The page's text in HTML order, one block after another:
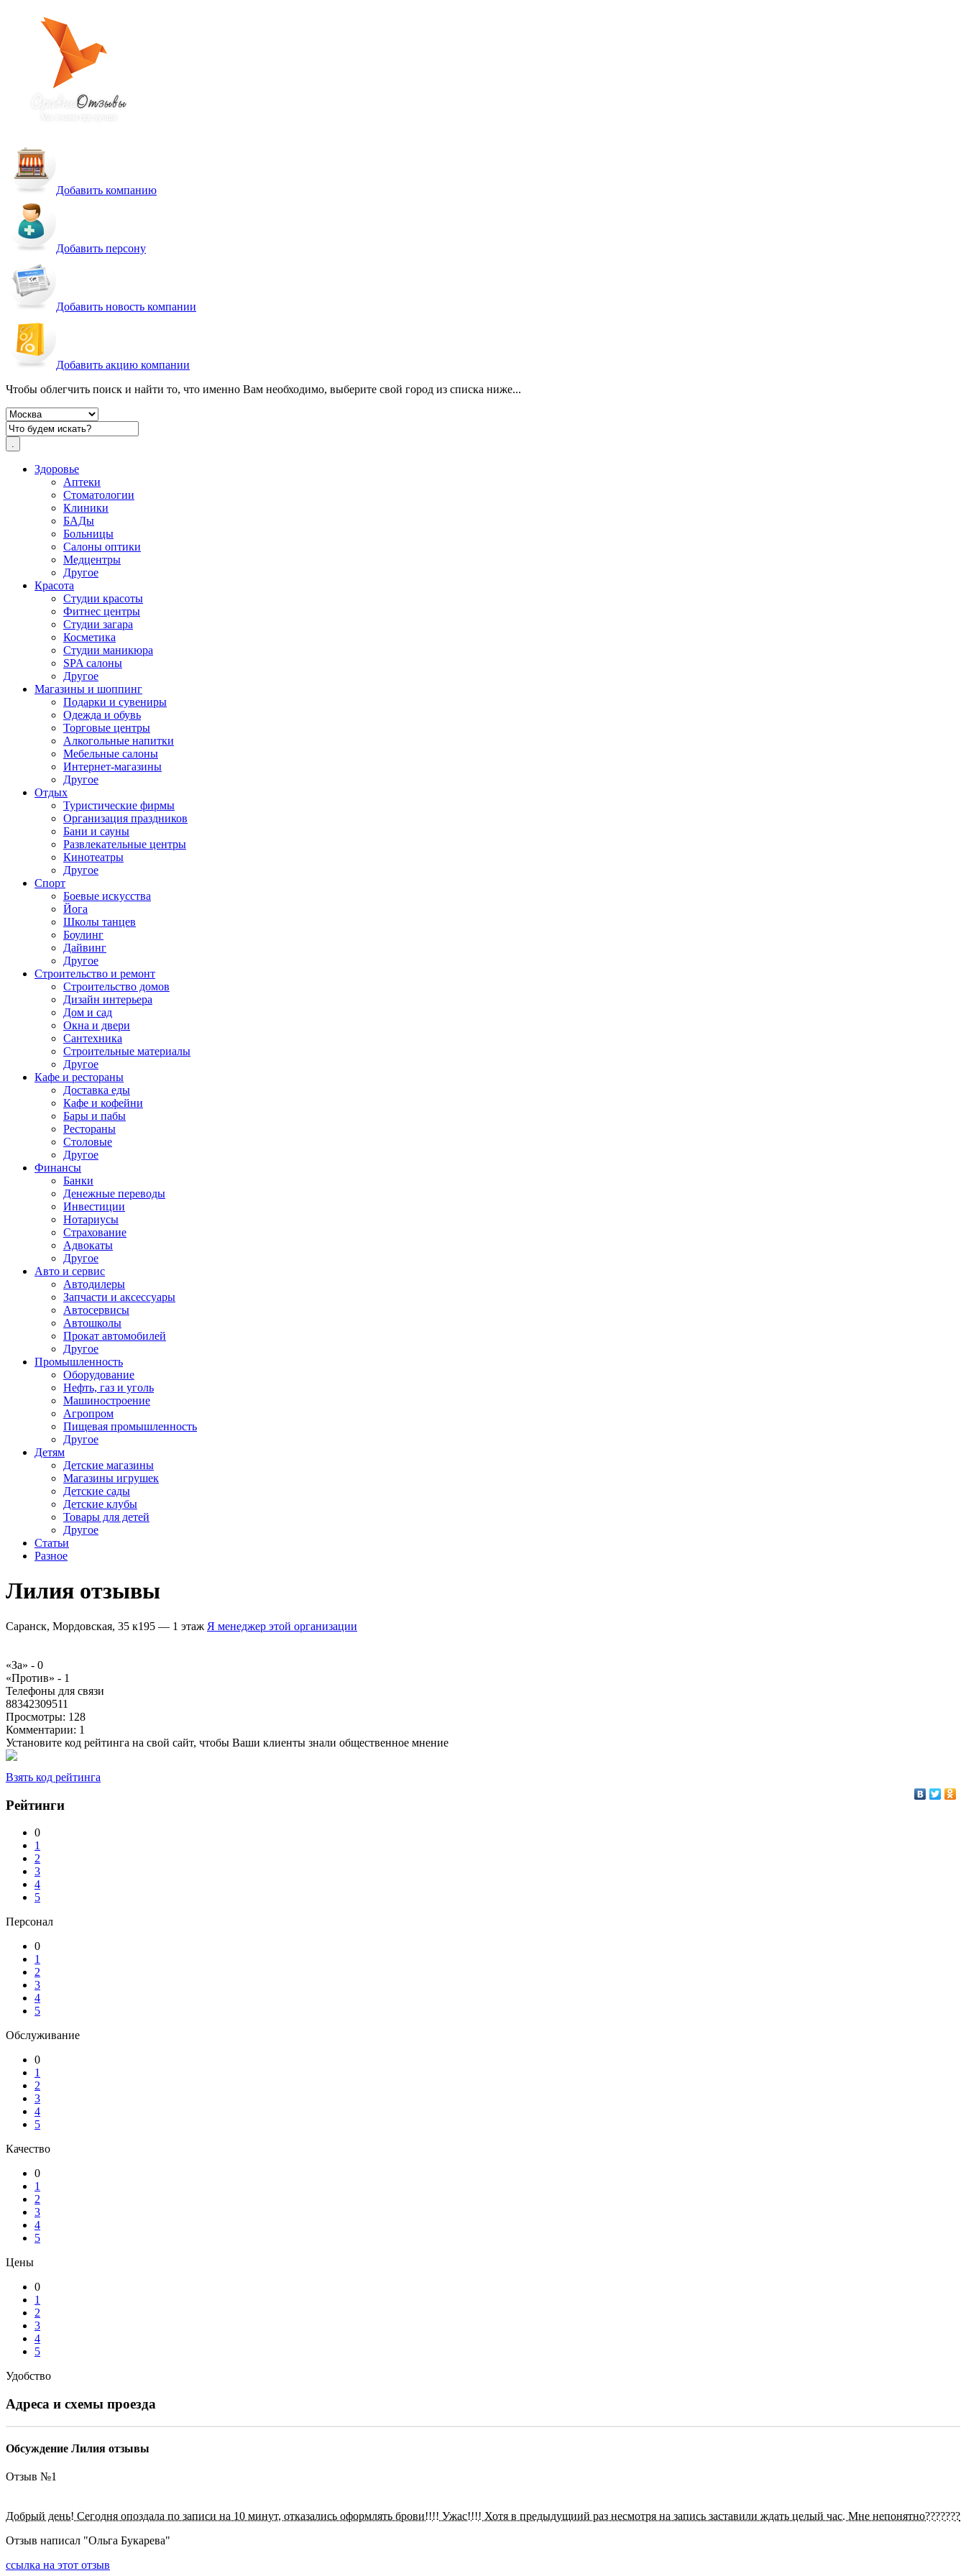
Добавить компанию
Добавить персону
Добавить новость компании
Добавить акцию компании
Чтобы облегчить поиск и найти то, что именно Вам необходимо, выберите свой город из списка ниже...
Здоровье
Аптеки
Стоматологии
Клиники
БАДы
Больницы
Салоны оптики
Медцентры
Другое
Красота
Студии красоты
Фитнес центры
Студии загара
Косметика
Студии маникюра
SPA салоны
Другое
Магазины и шоппинг
Подарки и сувениры
Одежда и обувь
Торговые центры
Алкогольные напитки
Мебельные салоны
Интернет-магазины
Другое
Отдых
Туристические фирмы
Организация праздников
Бани и сауны
Развлекательные центры
Кинотеатры
Другое
Спорт
Боевые искусства
Йога
Школы танцев
Боулинг
Дайвинг
Другое
Строительство и ремонт
Строительство домов
Дизайн интерьера
Дом и сад
Окна и двери
Сантехника
Строительные материалы
Другое
Кафе и рестораны
Доставка еды
Кафе и кофейни
Бары и пабы
Рестораны
Столовые
Другое
Финансы
Банки
Денежные переводы
Инвестиции
Нотариусы
Страхование
Адвокаты
Другое
Авто и сервис
Автодилеры
Запчасти и аксессуары
Автосервисы
Автошколы
Прокат автомобилей
Другое
Промышленность
Оборудование
Нефть, газ и уголь
Машиностроение
Агропром
Пищевая промышленность
Другое
Детям
Детские магазины
Магазины игрушек
Детские сады
Детские клубы
Товары для детей
Другое
Статьи
Разное
Лилия отзывы
Саранск, Мордовская, 35 к195 — 1 этаж Я менеджер этой организации
«За» - 0
«Против» - 1
Телефоны для связи
88342309511
Просмотры: 128
Комментарии: 1
Установите код рейтинга на свой сайт, чтобы Ваши клиенты знали общественное мнение
Взять код рейтинга
Рейтинги
0
1
2
3
4
5
Персонал
0
1
2
3
4
5
Обслуживание
0
1
2
3
4
5
Качество
0
1
2
3
4
5
Цены
0
1
2
3
4
5
Удобство
Адреса и схемы проезда
Обсуждение Лилия отзывы
Отзыв №1
Добрый день! Сегодня опоздала по записи на 10 минут, отказались оформлять брови!!!! Ужас!!!! Хотя в предыдущиий раз несмотря на запись заставили ждать целый час. Мне непонятно???????
Отзыв написал "Ольга Букарева"
ссылка на этот отзыв